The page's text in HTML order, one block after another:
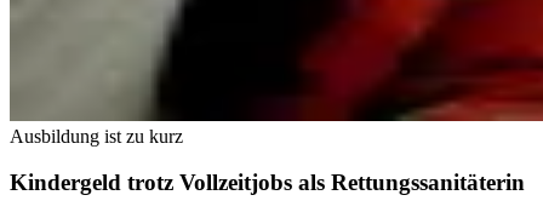
Ausbildung ist zu kurz
Kindergeld trotz Vollzeitjobs als Rettungssanitäterin